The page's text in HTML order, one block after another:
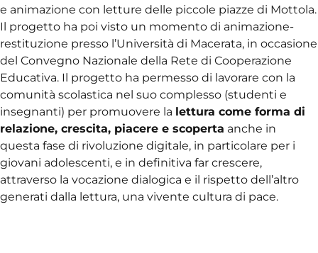
e animazione con letture delle piccole piazze di Mottola.
Il progetto ha poi visto un momento di animazione-
restituzione presso l’Università di Macerata, in occasione
del Convegno Nazionale della Rete di Cooperazione
Educativa. Il progetto ha permesso di lavorare con la
comunità scolastica nel suo complesso (studenti e
insegnanti) per promuovere la lettura come forma di
relazione, crescita, piacere e scoperta anche in
questa fase di rivoluzione digitale, in particolare per i
giovani adolescenti, e in definitiva far crescere,
attraverso la vocazione dialogica e il rispetto dell’altro
generati dalla lettura, una vivente cultura di pace.